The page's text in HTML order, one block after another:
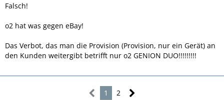
Falsch!
o2 hat was gegen eBay!
Das Verbot, das man die Provision (Provision, nur ein Gerät) an
den Kunden weitergibt betrifft nur o2 GENION DUO!!!!!!!!!
1 2